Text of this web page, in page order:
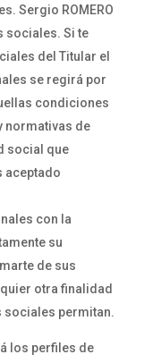
Sergio ROMERO
sociales. Si te
del Titular el
se regirá por
condiciones
normativas de
social que
aceptado
con la
su
de sus
otra finalidad
sociales permitan.
los perfiles de